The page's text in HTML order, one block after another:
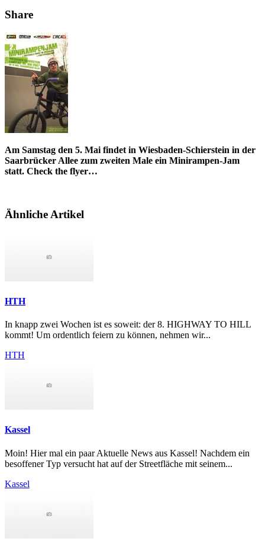
Share
Am Samstag den 5. Mai findet in Wiesbaden-Schierstein in der
Saarbrücker Allee zum zweiten Male ein Minirampen-Jam
statt. Check the flyer…
Ähnliche Artikel
HTH
In knapp zwei Wochen ist es soweit: der 8. HIGHWAY TO HILL
kommt! Um ordentlich feiern zu können, nehmen wir...
HTH
Kassel
Moin! Hier mal ein paar Aktuelle News aus Kassel! Nachdem ein
besoffener Typ versucht hat auf der Streetfläche mit seinem...
Kassel